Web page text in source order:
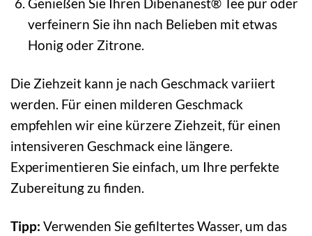
Genießen Sie Ihren Dibenanest® Tee pur oder
verfeinern Sie ihn nach Belieben mit etwas
Honig oder Zitrone.
Die Ziehzeit kann je nach Geschmack variiert
werden. Für einen milderen Geschmack
empfehlen wir eine kürzere Ziehzeit, für einen
intensiveren Geschmack eine längere.
Experimentieren Sie einfach, um Ihre perfekte
Zubereitung zu finden.
Tipp: Verwenden Sie gefiltertes Wasser, um das